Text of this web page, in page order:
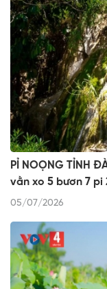
PỈ NOỌNG TỈNH
vằn xo 5 bươn 7 pi
05/07/2026